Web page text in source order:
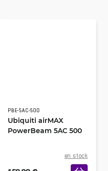
PBE-5AC-500
Ubiquiti airMAX
PowerBeam 5AC 500
en stock